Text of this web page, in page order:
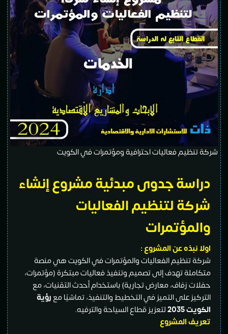
شركة تنظيم فعاليات احترافية ومؤتمرات في الكويت
دراسة جدوى مبدئية مشروعإنشاء
شركة لتنظيم الفعاليات
والمؤتمرات
اولا نبذه عن المشروع :
شركة تنظيم الفعاليات والمؤتمرات في الكويت هي منصة
متكاملة تهدف إلى تصميم وتنفيذ فعاليات مبتكرة (مؤتمرات،
حفلات زفاف، معارض تجارية) باستخدام أحدث التقنيات، مع
التركيز على التميز في التخطيط والتنفيذ، تماشيًا مع رؤية
الكويت 2035
لتعزيز قطاع السياحة والترفيه.
تعريف المشروع